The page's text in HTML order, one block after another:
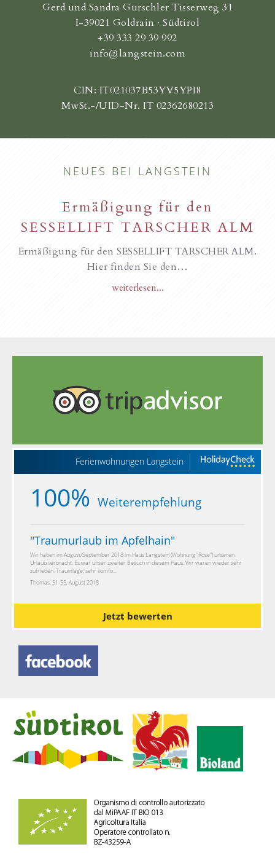
Gerd und Sandra Gurschler Tisserweg 31
I-39021 Goldrain · Südtirol
+39 333 29 39 992
info@langstein.com
CIN: IT021037B53YV5YPI8
MwSt.-/UID-Nr. IT 02362680213
NEUES BEI LANGSTEIN
Ermäßigung für den
SESSELLIFT TARSCHER ALM
Ermäßigung für den SESSELLIFT TARSCHER ALM.
Hier finden Sie den…
weiterlesen...
Ferienwohnungen Langstein
100% Weiterempfehlung
"Traumurlaub im Apfelhain"
Wir haben im August/September 2018 im Haus Langstein (Wohnung "Rose") unseren
Urlaub verbracht. Es war unser zweiter Besuch in diesem Haus. Wir waren wieder sehr
zufrieden. Traumlage, sehr komfo...
Thomas, 51-55, August 2018
Jetzt bewerten